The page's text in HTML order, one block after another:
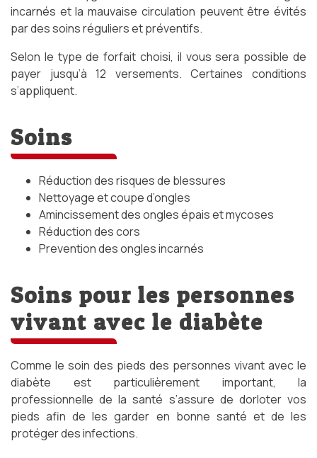
incarnés et la mauvaise circulation peuvent être évités
par des soins réguliers et préventifs.
Selon le type de forfait choisi, il vous sera possible de
payer jusqu’à 12 versements. Certaines conditions
s’appliquent.
Soins
Réduction des risques de blessures
Nettoyage et coupe d’ongles
Amincissement des ongles épais et mycoses
Réduction des cors
Prevention des ongles incarnés
Soins pour les personnes
vivant avec le diabète
Comme le soin des pieds des personnes vivant avec le
diabète est particulièrement important, la
professionnelle de la santé s’assure de dorloter vos
pieds afin de les garder en bonne santé et de les
protéger des infections.